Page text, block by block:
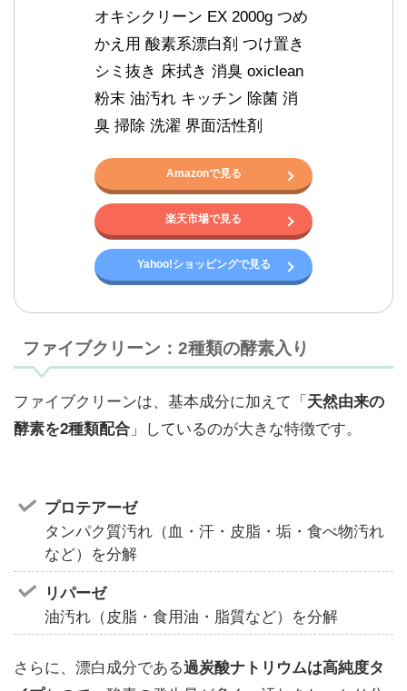
オキシクリーン EX 2000g つめ
かえ用 酸素系漂白剤 つけ置き
シミ抜き 床拭き 消臭 oxiclean
粉末 油汚れ キッチン 除菌 消
臭 掃除 洗濯 界面活性剤
Amazonで見る
楽天市場で見る
Yahoo!ショッピングで見る
ファイブクリーン：2種類の酵素入り
ファイブクリーンは、基本成分に加えて「天然由来の
酵素を2種類配合 」しているのが大きな特徴です。
プロテアーゼ
タンパク質汚れ（血・汗・皮脂・垢・食べ物汚れ
など）を分解
リパーゼ
油汚れ（皮脂・食用油・脂質など）を分解
さらに、漂白成分である過炭酸ナトリウムは高純度タ